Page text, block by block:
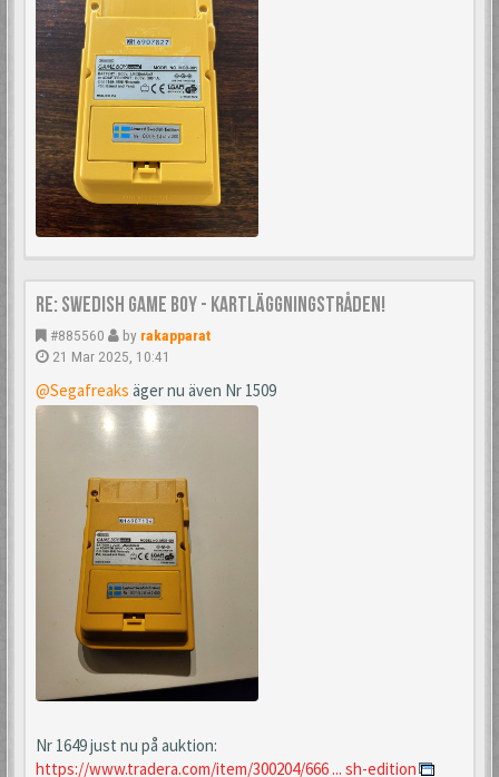
Re: Swedish Game Boy - Kartläggningstråden!
#885560 by rakapparat
21 Mar 2025, 10:41
@Segafreaks äger nu även Nr 1509
Nr 1649 just nu på auktion:
https://www.tradera.com/item/300204/666 ... sh-edition